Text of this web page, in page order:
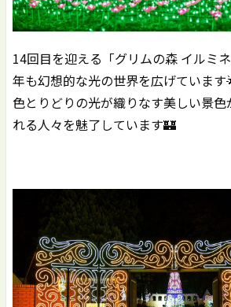
14回目を迎える「グリムの森 イルミ
年も幻想的な光の世界を広げています
色とりどりの光が織りなす美しい景
れる人々を魅了しています🏰